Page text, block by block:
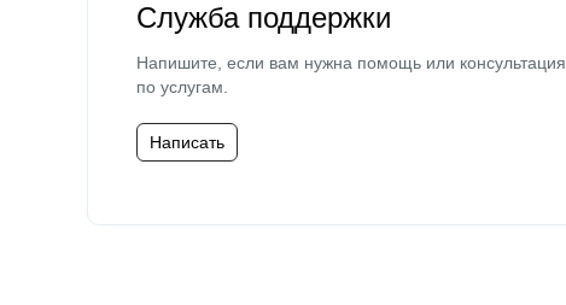
Служба поддержки
Напишите, если вам нужна помощь или консультация
по услугам.
Написать